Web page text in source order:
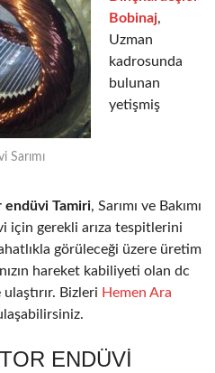
Bobinaj,
Uzman
kadrosunda
bulunan
yetişmiş
endüvi Tamiri, Sarımı ve Bakımı
için gerekli arıza tespitlerini
görüleceği üzere üretim
hareket kabiliyeti olan dc
Bizleri Hemen Ara
ENDÜVI